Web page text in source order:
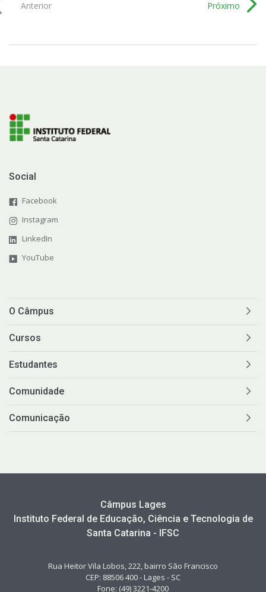
Anterior Próximo
Social
Facebook
Instagram
LinkedIn
YouTube
O Câmpus
Cursos
Estudantes
Comunidade
Comunicação
Câmpus Lages
Instituto Federal de Educação, Ciência e Tecnologia de
Santa Catarina - IFSC
Rua Heitor Vila Lobos, 222, bairro São Francisco
CEP: 88506 400 - Lages - SC
Fone: (49) 3221-4200